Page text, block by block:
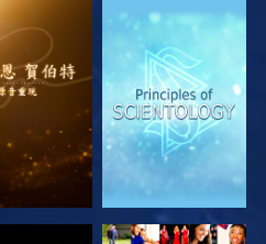
列節目 探索系列節目